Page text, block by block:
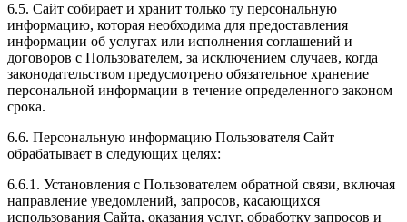
6.5. Сайт собирает и хранит только ту персональную
информацию, которая необходима для предоставления
информации об услугах или исполнения соглашений и
договоров с Пользователем, за исключением случаев, когда
законодательством предусмотрено обязательное хранение
персональной информации в течение определенного законом
срока.
6.6. Персональную информацию Пользователя Сайт
обрабатывает в следующих целях:
6.6.1. Установления с Пользователем обратной связи, включая
направление уведомлений, запросов, касающихся
использования Сайта, оказания услуг, обработку запросов и